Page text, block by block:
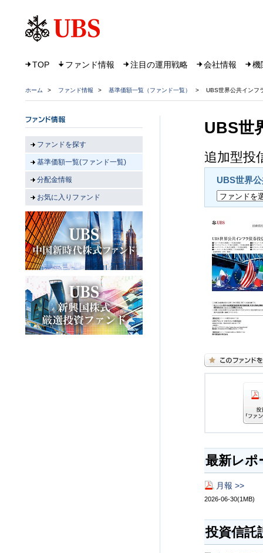
TOP ファンド情報 注目の運用戦略 会社情報 機
ホーム > ファンド情報 > 基準価額一覧（ファンド一覧） > UBS世界公共インフ
UBS世
追加型投
UBS世界
最新レポ
月報 >>
2026-06-30(1MB)
投資信託
ファンドを探す
基準価額一覧(ファンド一覧)
分配金情報
お気に入りファンド